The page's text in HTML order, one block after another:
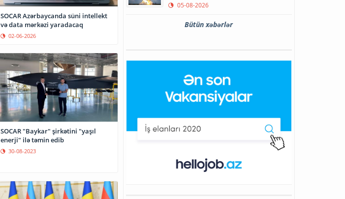
SOCAR Azərbaycanda süni intellekt
və data mərkəzi yaradacaq
02-06-2026
SOCAR "Baykar" şirkətini "yaşıl
enerji" ilə təmin edib
30-08-2023
05-08-2026
Bütün xəbərlər